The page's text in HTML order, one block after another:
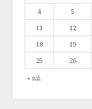
« iul.
4
5
11
12
18
19
25
26